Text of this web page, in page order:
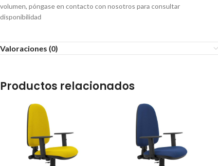
volumen, póngase en contacto con nosotros para consultar
disponibilidad
Valoraciones (0)
Productos relacionados